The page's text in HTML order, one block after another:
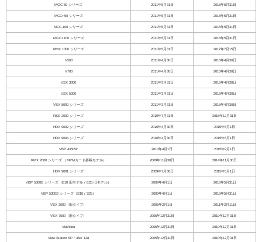
MGC-50 シリーズ 2011年5月31日 2016年5月31日
MCC+50 シリーズ 2011年5月31日 2016年5月31日
MCC-100 シリーズ 2011年5月31日 2016年5月31日
MGC+100 シリーズ 2011年5月31日 2016年5月31日
RMX 1000 シリーズ 2011年5月31日 2017年7月15日
V500 2011年4月30日 2016年4月30日
V700 2011年4月30日 2016年4月30日
VSX 3000 2011年3月31日 2016年4月30日
VSX 5000 2011年3月31日 2016年4月30日
VSX 8000 シリーズ 2011年3月31日 2016年4月30日
RSS 2000 シリーズ 2010年7月31日 2015年12月31日
HDX 9002 シリーズ 2010年4月30日 2015年5月1日
HDX 9004 シリーズ 2010年4月30日 2015年5月1日
VBP 4350W 2010年4月1日 2015年9月1日
RMX 2000 シリーズ （MPMカード搭載モデル） 2009年11月30日 2014年11月30日
HDX 9001 シリーズ 2009年7月30日 2015年5月1日
VBP 5300E シリーズ（E10 旧モデル / E25 旧モデル） 2009年4月1日 2016年5月31日
VBP 5300S シリーズ（S10 / S25） 2009年4月1日 2016年5月31日
VSX 3000（旧タイプ） 2006年2月1日 2011年2月11日
VSX 7000（旧タイプ） 2005年12月31日 2010年12月31日
ViaVideo 2005年12月31日 2010年12月31日
View Station SP / 384/ 128 2005年12月31日 2010年12月31日